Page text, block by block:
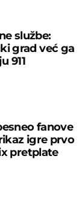
službe:
grad već ga
911
fanove
igre prvo
pretplate